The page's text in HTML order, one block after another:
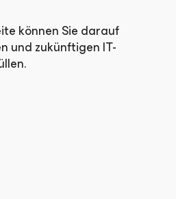
können Sie darauf
und zukünftigen IT-